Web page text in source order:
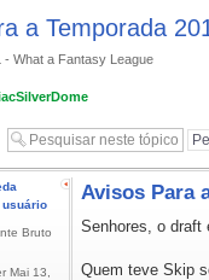
a Temporada
- What a Fantasy League
Bruto
Mai 13,
Avisos Para
Senhores, o draft
Quem teve Skip